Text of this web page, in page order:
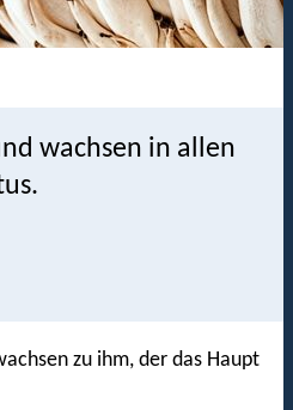
wachsen in allen
zu ihm, der das Haupt